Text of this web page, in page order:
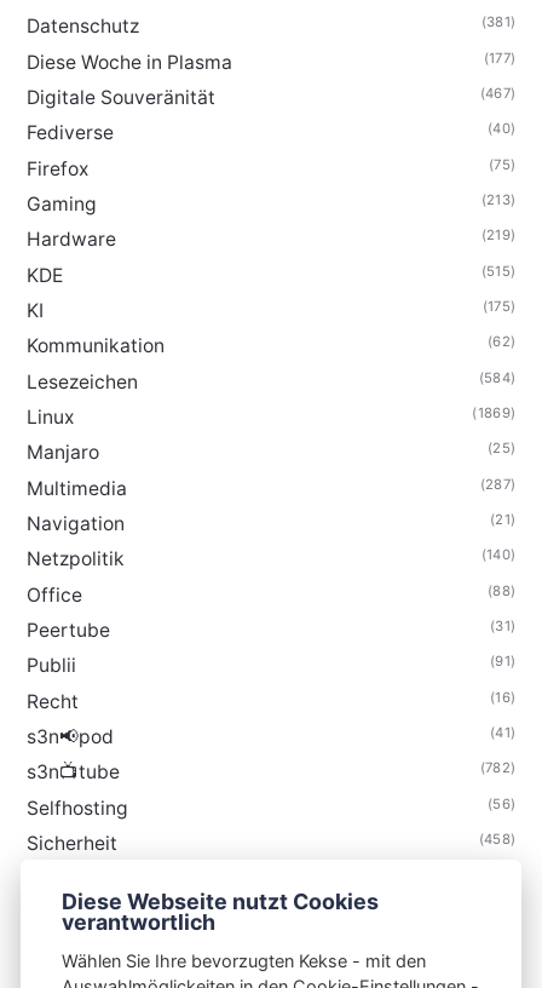
Datenschutz (381)
Diese Woche in Plasma (177)
Digitale Souveränität (467)
Fediverse (40)
Firefox (75)
Gaming (213)
Hardware (219)
KDE (515)
KI (175)
Kommunikation (62)
Lesezeichen (584)
Linux (1869)
Manjaro (25)
Multimedia (287)
Navigation (21)
Netzpolitik (140)
Office (88)
Peertube (31)
Publii (91)
Recht (16)
s3n📢pod (41)
s3n📺tube (782)
Selfhosting (56)
Sicherheit (458)
Thunderbird
Diese Webseite nutzt Cookies
verantwortlich
Wählen Sie Ihre bevorzugten Kekse - mit den